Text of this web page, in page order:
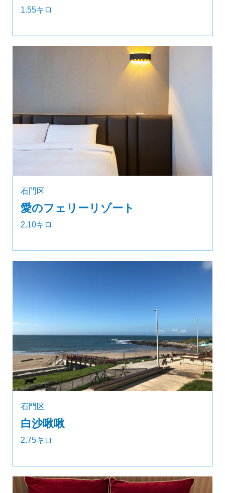
1.55キロ
石門区
愛のフェリーリゾート
2.10キロ
石門区
白沙啾啾
2.75キロ